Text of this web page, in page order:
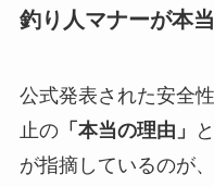
釣り人マナーが本
公式発表された安全
止の「本当の理由」
が指摘しているのが、